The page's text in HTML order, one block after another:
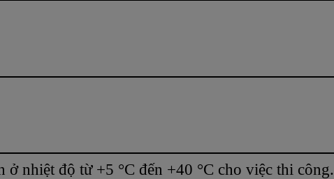
nhiệt độ từ +5 °C đến +40 °C cho việc thi công.